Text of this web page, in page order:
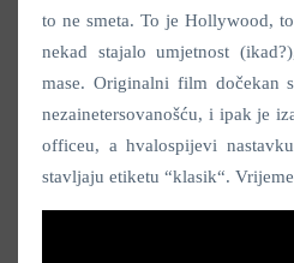
to ne smeta. To je Hollywood,
nekad stajalo umjetnost
mase. Originalni film dočekan
nezainetersovanošću, i ipak je
officeu, a hvalospijevi
stavljaju etiketu “klasik“.